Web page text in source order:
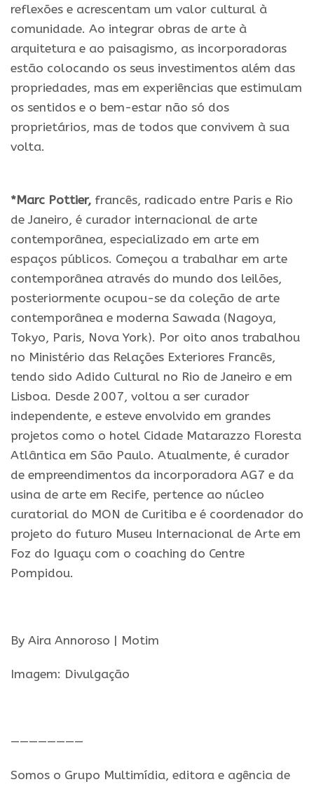
reflexões e acrescentam um valor cultural à
comunidade. Ao integrar obras de arte à
arquitetura e ao paisagismo, as incorporadoras
estão colocando os seus investimentos além das
propriedades, mas em experiências que estimulam
os sentidos e o bem-estar não só dos
proprietários, mas de todos que convivem à sua
volta.
*Marc Pottier, francês, radicado entre Paris e Rio
de Janeiro, é curador internacional de arte
contemporânea, especializado em arte em
espaços públicos. Começou a trabalhar em arte
contemporânea através do mundo dos leilões,
posteriormente ocupou-se da coleção de arte
contemporânea e moderna Sawada (Nagoya,
Tokyo, Paris, Nova York). Por oito anos trabalhou
no Ministério das Relações Exteriores Francês,
tendo sido Adido Cultural no Rio de Janeiro e em
Lisboa. Desde 2007, voltou a ser curador
independente, e esteve envolvido em grandes
projetos como o hotel Cidade Matarazzo Floresta
Atlântica em São Paulo. Atualmente, é curador
de empreendimentos da incorporadora AG7 e da
usina de arte em Recife, pertence ao núcleo
curatorial do MON de Curitiba e é coordenador do
projeto do futuro Museu Internacional de Arte em
Foz do Iguaçu com o coaching do Centre
Pompidou.
By Aira Annoroso | Motim
Imagem: Divulgação
————————
Somos o Grupo Multimídia, editora e agência de